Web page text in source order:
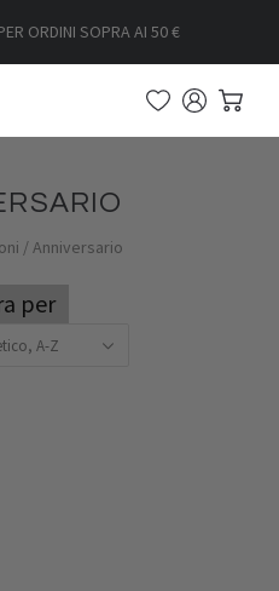
ORDINI SOPRA AI 50 €
/Anniversario
per
A-Z